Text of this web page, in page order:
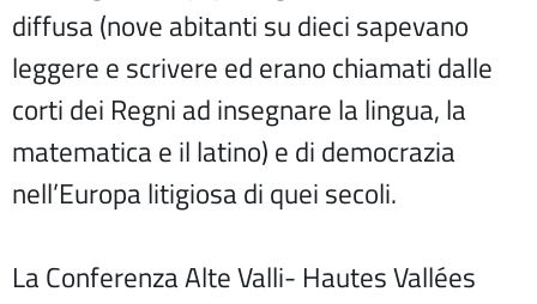
diffusa (nove abitanti su dieci sapevano
leggere e scrivere ed erano chiamati dalle
corti dei Regni ad insegnare la lingua, la
matematica e il latino) e di democrazia
nell’Europa litigiosa di quei secoli.
La Conferenza Alte Valli- Hautes Vallées